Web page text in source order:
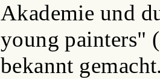
Akademie und
young painters"
bekannt